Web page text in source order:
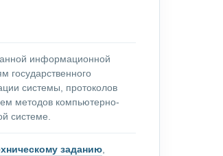
информационной
государственного
системы, протоколов
методов компьютерно-
системе.
заданию,